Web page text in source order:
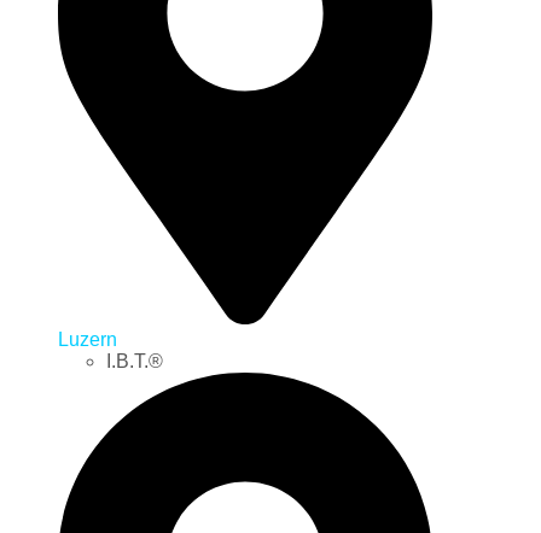
Luzern
I.B.T.®